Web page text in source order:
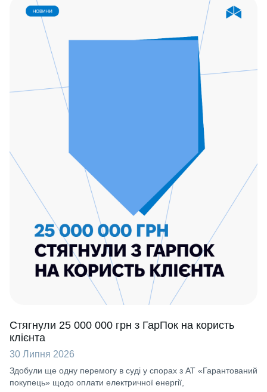
Стягнули 25 000 000 грн з ГарПок на користь
клієнта
30 Липня 2026
Здобули ще одну перемогу в суді у спорах з АТ «Гарантований
покупець» щодо оплати електричної енергії,